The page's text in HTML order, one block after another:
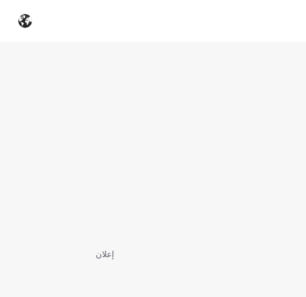
إعلان